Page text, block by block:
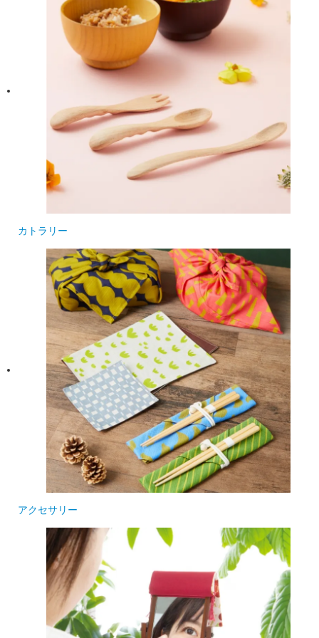
カトラリー
アクセサリー